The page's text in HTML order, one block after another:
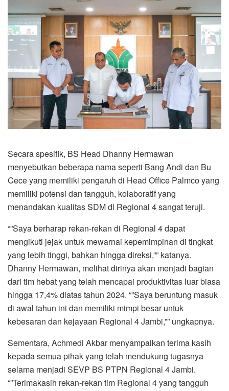
Secara spesifik, BS Head Dhanny Hermawan
menyebutkan beberapa nama seperti Bang Andi dan Bu
Cece yang memiliki pengaruh di Head Office Palmco yang
memiliki potensi dan tangguh, kolaboratif yang
menandakan kualitas SDM di Regional 4 sangat teruji.
“”Saya berharap rekan-rekan di Regional 4 dapat
mengikuti jejak untuk mewarnai kepemimpinan di tingkat
yang lebih tinggi, bahkan hingga direksi,”” katanya.
Dhanny Hermawan, melihat dirinya akan menjadi bagian
dari tim hebat yang telah mencapai produktivitas luar biasa
hingga 17,4% diatas tahun 2024. “”Saya beruntung masuk
di awal tahun ini dan memiliki mimpi besar untuk
kebesaran dan kejayaan Regional 4 Jambi,”” ungkapnya.
Sementara, Achmedi Akbar menyampaikan terima kasih
kepada semua pihak yang telah mendukung tugasnya
selama menjadi SEVP BS PTPN Regional 4 Jambi.
“”Terimakasih rekan-rekan tim Regional 4 yang tangguh